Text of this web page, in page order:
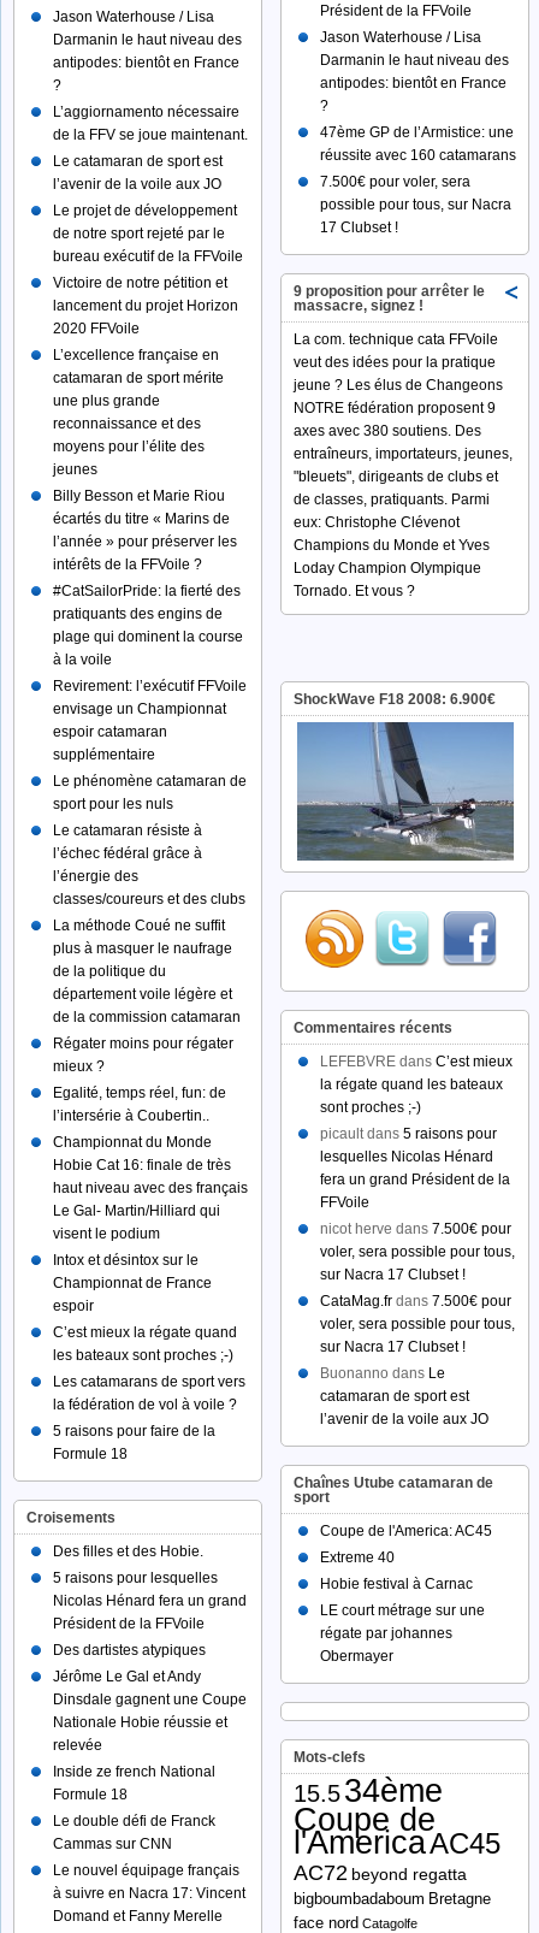
Jason Waterhouse / Lisa
Darmanin le haut niveau des
antipodes: bientôt en France
?
L’aggiornamento nécessaire
de la FFV se joue maintenant.
Le catamaran de sport est
l’avenir de la voile aux JO
Le projet de développement
de notre sport rejeté par le
bureau exécutif de la FFVoile
Victoire de notre pétition et
lancement du projet Horizon
2020 FFVoile
L’excellence française en
catamaran de sport mérite
une plus grande
reconnaissance et des
moyens pour l’élite des
jeunes
Billy Besson et Marie Riou
écartés du titre « Marins de
l’année » pour préserver les
intérêts de la FFVoile ?
#‎CatSailorPride:‬ la fierté des
pratiquants des engins de
plage qui dominent la course
à la voile
Revirement: l’exécutif FFVoile
envisage un Championnat
espoir catamaran
supplémentaire
Le phénomène catamaran de
sport pour les nuls
Le catamaran résiste à
l’échec fédéral grâce à
l’énergie des
classes/coureurs et des clubs
La méthode Coué ne suffit
plus à masquer le naufrage
de la politique du
département voile légère et
de la commission catamaran
Régater moins pour régater
mieux ?
Egalité, temps réel, fun: de
l’intersérie à Coubertin..
Championnat du Monde
Hobie Cat 16: finale de très
haut niveau avec des français
Le Gal- Martin/Hilliard qui
visent le podium
Intox et désintox sur le
Championnat de France
espoir
C’est mieux la régate quand
les bateaux sont proches ;-)
Les catamarans de sport vers
la fédération de vol à voile ?
5 raisons pour faire de la
Formule 18
Croisements
Des filles et des Hobie.
5 raisons pour lesquelles
Nicolas Hénard fera un grand
Président de la FFVoile
Des dartistes atypiques
Jérôme Le Gal et Andy
Dinsdale gagnent une Coupe
Nationale Hobie réussie et
relevée
Inside ze french National
Formule 18
Le double défi de Franck
Cammas sur CNN
Le nouvel équipage français
à suivre en Nacra 17: Vincent
Domand et Fanny Merelle
Président de la FFVoile
Jason Waterhouse / Lisa
Darmanin le haut niveau des
antipodes: bientôt en France
?
47ème GP de l’Armistice: une
réussite avec 160 catamarans
7.500€ pour voler, sera
possible pour tous, sur Nacra
17 Clubset !
9 proposition pour arrêter le
massacre, signez !
La com. technique cata FFVoile
veut des idées pour la pratique
jeune ? Les élus de Changeons
NOTRE fédération proposent 9
axes avec 380 soutiens. Des
entraîneurs, importateurs, jeunes,
"bleuets", dirigeants de clubs et
de classes, pratiquants. Parmi
eux: Christophe Clévenot
Champions du Monde et Yves
Loday Champion Olympique
Tornado. Et vous ?
ShockWave F18 2008: 6.900€
Commentaires récents
LEFEBVRE dans C’est mieux
la régate quand les bateaux
sont proches ;-)
picault dans 5 raisons pour
lesquelles Nicolas Hénard
fera un grand Président de la
FFVoile
nicot herve dans 7.500€ pour
voler, sera possible pour tous,
sur Nacra 17 Clubset !
CataMag.fr dans 7.500€ pour
voler, sera possible pour tous,
sur Nacra 17 Clubset !
Buonanno dans Le
catamaran de sport est
l’avenir de la voile aux JO
Chaînes Utube catamaran de
sport
Coupe de l'America: AC45
Extreme 40
Hobie festival à Carnac
LE court métrage sur une
régate par johannes
Obermayer
Mots-clefs
15.534ème
Coupe de
l'AmericaAC45
AC72 beyond regatta
bigboumbadaboum Bretagne
face nord Catagolfe